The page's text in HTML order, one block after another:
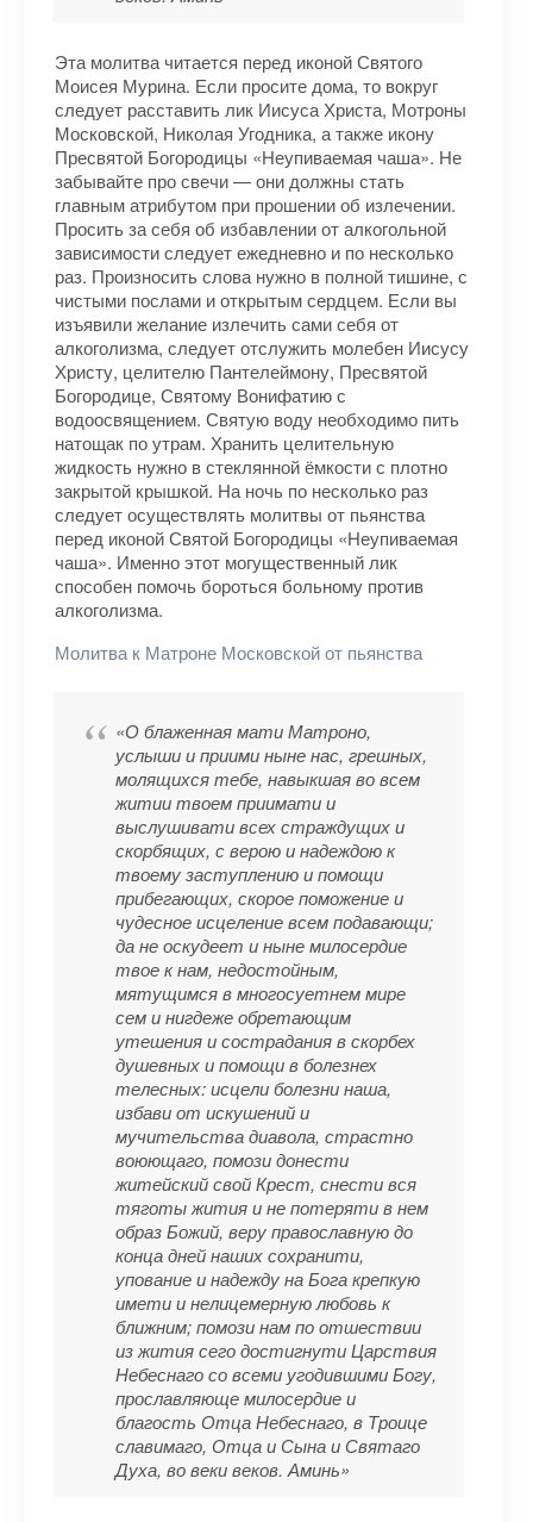
Эта молитва читается перед иконой Святого
Моисея Мурина. Если просите дома, то вокруг
следует расставить лик Иисуса Христа, Мотроны
Московской, Николая Угодника, а также икону
Пресвятой Богородицы «Неупиваемая чаша». Не
забывайте про свечи — они должны стать
главным атрибутом при прошении об излечении.
Просить за себя об избавлении от алкогольной
зависимости следует ежедневно и по несколько
раз. Произносить слова нужно в полной тишине, с
чистыми послами и открытым сердцем. Если вы
изъявили желание излечить сами себя от
алкоголизма, следует отслужить молебен Иисусу
Христу, целителю Пантелеймону, Пресвятой
Богородице, Святому Вонифатию с
водоосвящением. Святую воду необходимо пить
натощак по утрам. Хранить целительную
жидкость нужно в стеклянной ёмкости с плотно
закрытой крышкой. На ночь по несколько раз
следует осуществлять молитвы от пьянства
перед иконой Святой Богородицы «Неупиваемая
чаша». Именно этот могущественный лик
способен помочь бороться больному против
алкоголизма.
Молитва к Матроне Московской от пьянства
«О блаженная мати Матроно,
услыши и приими ныне нас, грешных,
молящихся тебе, навыкшая во всем
житии твоем приимати и
выслушивати всех страждущих и
скорбящих, с верою и надеждою к
твоему заступлению и помощи
прибегающих, скорое поможение и
чудесное исцеление всем подавающи;
да не оскудеет и ныне милосердие
твое к нам, недостойным,
мятущимся в многосуетнем мире
сем и нигдеже обретающим
утешения и сострадания в скорбех
душевных и помощи в болезнех
телесных: исцели болезни наша,
избави от искушений и
мучительства диавола, страстно
воюющаго, помози донести
житейский свой Крест, снести вся
тяготы жития и не потеряти в нем
образ Божий, веру православную до
конца дней наших сохранити,
упование и надежду на Бога крепкую
имети и нелицемерную любовь к
ближним; помози нам по отшествии
из жития сего достигнути Царствия
Небеснаго со всеми угодившими Богу,
прославляюще милосердие и
благость Отца Небеснаго, в Троице
славимаго, Отца и Сына и Святаго
Духа, во веки веков. Аминь»